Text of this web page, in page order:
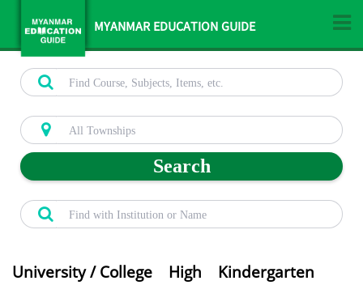
MYANMAR EDUCATION GUIDE
Search
University / College High
Kindergarten